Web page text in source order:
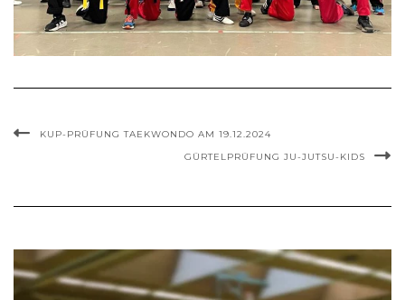
KUP-PRÜFUNG TAEKWONDO AM 19.12.2024
GÜRTELPRÜFUNG JU-JUTSU-KIDS